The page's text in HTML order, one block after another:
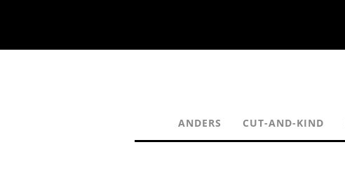
ANDERS CUT-AND-KIND